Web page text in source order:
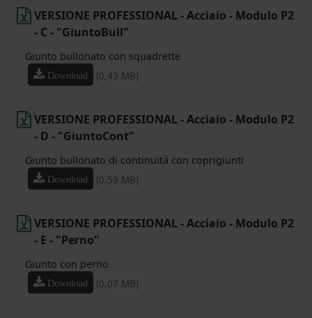
VERSIONE PROFESSIONAL - Acciaio - Modulo P2
- C - "GiuntoBull"
Giunto bullonato con squadrette
Download (0,43 MB)
VERSIONE PROFESSIONAL - Acciaio - Modulo P2
- D - "GiuntoCont"
Giunto bullonato di continuità con coprigiunti
Download (0,59 MB)
VERSIONE PROFESSIONAL - Acciaio - Modulo P2
- E - "Perno"
Giunto con perno
Download (0,07 MB)